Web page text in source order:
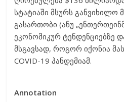
სტატიაში მსურს განვიხილო
გასართობი (ანუ
ეკონომიკურ ტენდენციებზე
მსგავსად, როგორ იქონია
COVID-19 პანდემიამ.
Annotation